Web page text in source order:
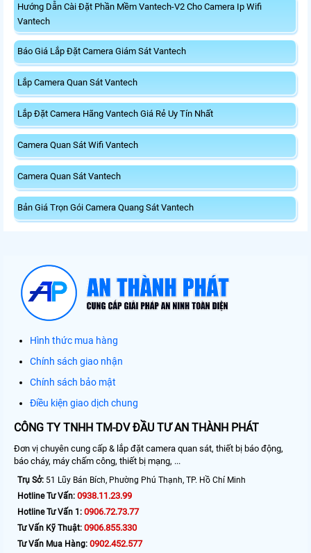
Hướng Dẫn Cài Đặt Phần Mềm Vantech-V2 Cho Camera Ip Wifi
Vantech
Báo Giá Lắp Đặt Camera Giám Sát Vantech
Lắp Camera Quan Sát Vantech
Lắp Đặt Camera Hãng Vantech Giá Rẻ Uy Tín Nhất
Camera Quan Sát Wifi Vantech
Camera Quan Sát Vantech
Bản Giá Trọn Gói Camera Quang Sát Vantech
Hình thức mua hàng
Chính sách giao nhận
Chính sách bảo mật
Điều kiện giao dịch chung
CÔNG TY TNHH TM-DV ĐẦU TƯ AN THÀNH PHÁT
Đơn vị chuyên cung cấp & lắp đặt camera quan sát, thiết bị báo động,
báo cháy, máy chấm công, thiết bị mạng, ...
Trụ Sở: 51 Lũy Bán Bích, Phường Phú Thạnh, TP. Hồ Chí Minh
Hotline Tư Vấn: 0938.11.23.99
Hotline Tư Vấn 1: 0906.72.73.77
Tư Vấn Kỹ Thuật: 0906.855.330
Tư Vấn Mua Hàng: 0902.452.577